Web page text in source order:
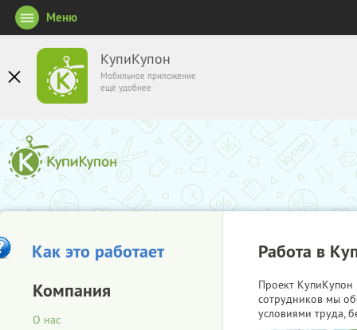
КупиКупон
Мобильное приложение
ещё удобнее
Меню
Как это работает
Компания
О нас
Работа в
Проект КупиКупон
сотрудников мы
условиями труда,